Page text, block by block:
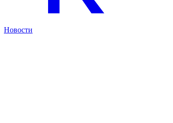
Новости